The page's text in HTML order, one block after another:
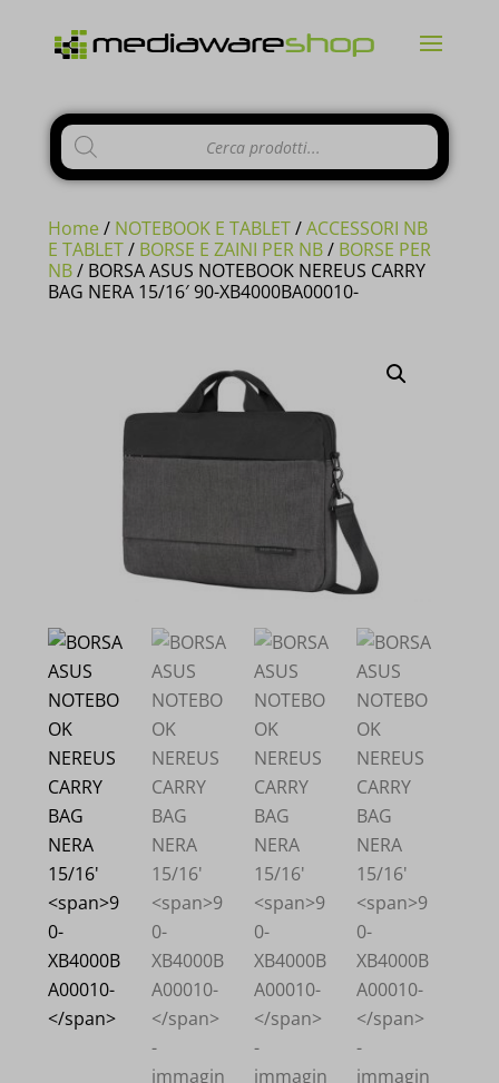
Products
search
Home / NOTEBOOK E TABLET/ACCESSORI NB
E TABLET/ BORSE E ZAINI PER NB/ BORSE PER
NB/ BORSA ASUS NOTEBOOK NEREUS CARRY
BAG NERA 15/16′ 90-XB4000BA00010-
23 Agosto e tutti gliordini
in questi giorni verranno evasi a
partire dal 24 Agosto
CHIUDI